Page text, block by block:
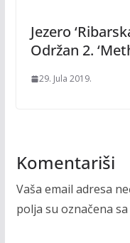
Jezero
Održan 2.
29. Jula 2019.
Komentariši
Vaša email adresa
polja su označena sa